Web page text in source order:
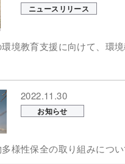
ニュースリリース
境教育支援に向けて、環
2022.11.30
お知らせ
様性保全の取り組みについ